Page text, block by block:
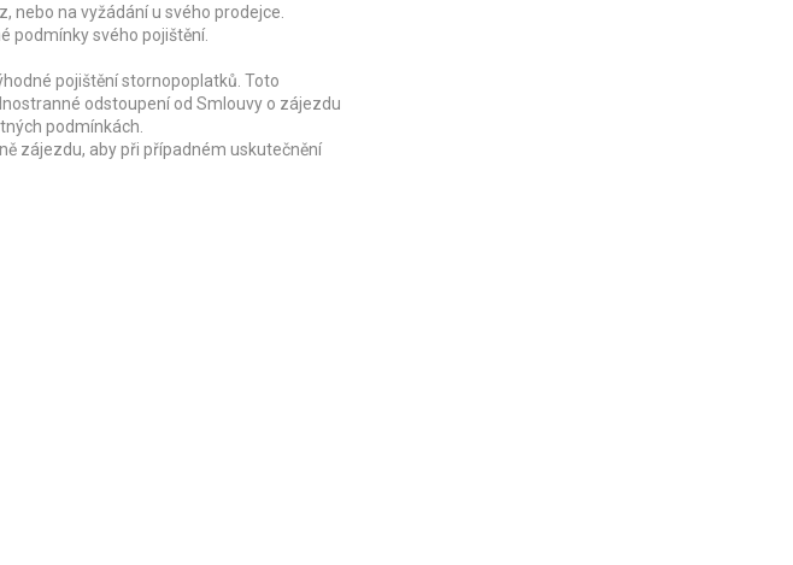
nebo na vyžádání u svého prodejce.
podmínky svého pojištění.
pojištění stornopoplatků. Toto
odstoupení od Smlouvy o zájezdu
podmínkách.
zájezdu, aby při případném uskutečnění